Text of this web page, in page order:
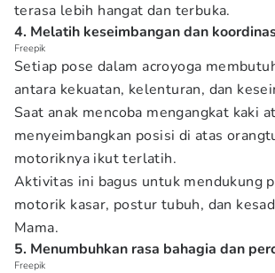
terasa lebih hangat dan terbuka.
4. Melatih keseimbangan dan
Freepik
Setiap pose dalam acroyoga
antara kekuatan, kelenturan, dan
Saat anak mencoba mengangkat kaki
menyeimbangkan posisi di atas
motoriknya ikut terlatih.
Aktivitas ini bagus untuk mendukung
motorik kasar, postur tubuh, dan
Mama.
5. Menumbuhkan rasa bahagia dan
Freepik